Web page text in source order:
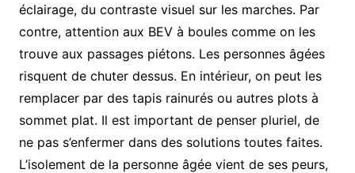
éclairage, du contraste visuel sur les marches. Par
contre, attention aux BEV à boules comme on les
trouve aux passages piétons. Les personnes âgées
risquent de chuter dessus. En intérieur, on peut les
remplacer par des tapis rainurés ou autres plots à
sommet plat. Il est important de penser pluriel, de
ne pas s’enfermer dans des solutions toutes faites.
L’isolement de la personne âgée vient de ses peurs,